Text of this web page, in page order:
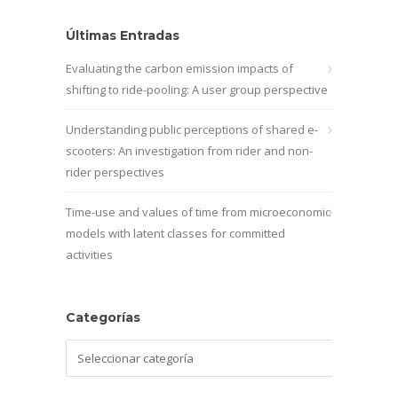
Últimas Entradas
Evaluating the carbon emission impacts of
shifting to ride-pooling: A user group perspective
Understanding public perceptions of shared e-
scooters: An investigation from rider and non-
rider perspectives
Time-use and values of time from microeconomic
models with latent classes for committed
activities
Categorías